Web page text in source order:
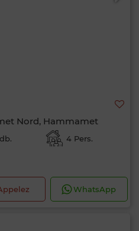
Nord, Hammamet
4 Pers.
WhatsApp
Quel critère souhaitez-